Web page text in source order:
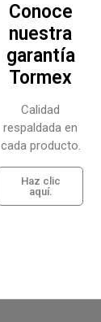
Conoce
nuestra
garantía
Tormex
Calidad
respaldada en
cada producto.
Haz clic
aquí.